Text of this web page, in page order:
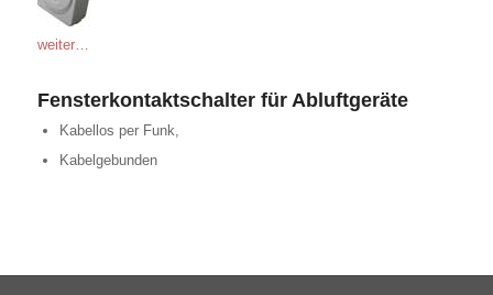
weiter…
Fensterkontaktschalter für Abluftgeräte
Kabellos per Funk,
Kabelgebunden